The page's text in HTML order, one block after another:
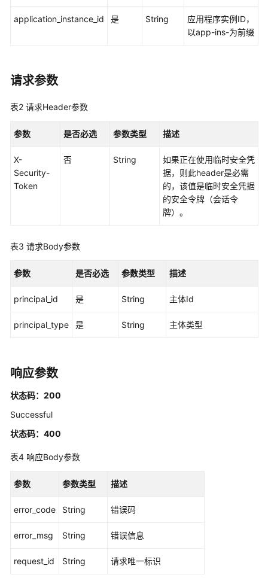
实
制
性
分
管
签
理
应
程
用
序
application_instance_id 是 String
应用程序实例ID，
以app-ins-为前缀
请求参数
表2 请求Header参数
参数 是否必选 参数类型 描述
X-
Security-
Token
否 String
如果正在使用临时安全凭
据，则此header是必需
的，该值是临时安全凭据
的安全令牌（会话令
牌）。
表3 请求Body参数
参数 是否必选 参数类型 描述
principal_id 是 String 主体Id
principal_type 是 String 主体类型
响应参数
状态码：200
Successful
状态码：400
表4 响应Body参数
参数 参数类型 描述
error_code String 错误码
error_msg String 错误信息
request_id String 请求唯一标识